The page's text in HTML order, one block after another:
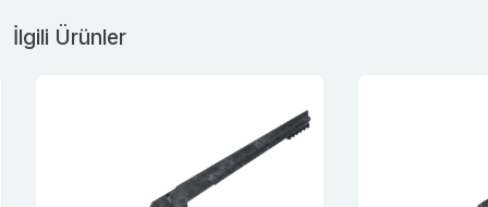
İlgili Ürünler